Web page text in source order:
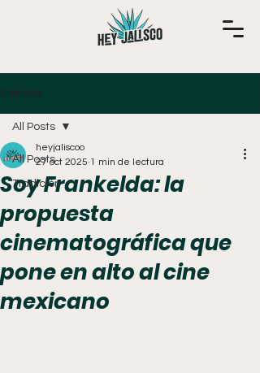
Entrada
All Posts
Tradición
All Posts
Soy Frankelda: la
propuesta
cinematográfica que
pone en alto al cine
mexicano
heyjaliscoo
27 oct 2025 1 min de lectura